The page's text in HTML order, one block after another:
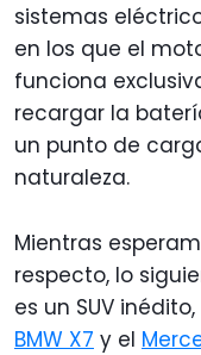
sistemas
en los que el
funciona
recargar la
un punto de
naturaleza.
Mientras
respecto, lo
es un SUV inédito,
BMW X7 y el